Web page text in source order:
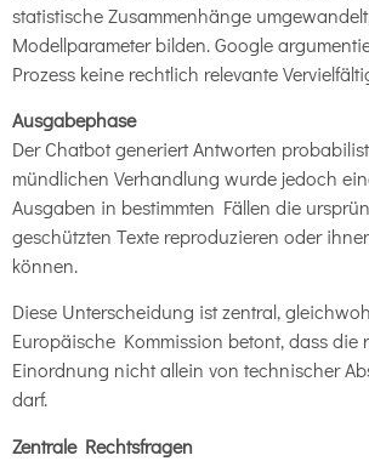
statistische Zusammenhänge
Modellparameter bilden. Google
Prozess keine rechtlich relevante
Ausgabephase
Der Chatbot generiert Antworten
mündlichen Verhandlung wurde jedoch
Ausgaben in bestimmten Fällen die
geschützten Texte reproduzieren oder
können.
Diese Unterscheidung ist zentral,
Europäische Kommission betont, dass die
Einordnung nicht allein von technischer
darf.
Zentrale Rechtsfragen